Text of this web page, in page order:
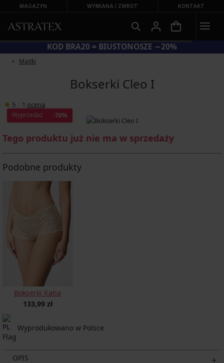
MAGAZYN WYMIANA I ZWROT KONTAKT
KOD BRA20 = BIUSTONOSZE −20%
Majtki
Bokserki Cleo I
5 1 ocena
Wyprzedaż -70%
Tego produktu już nie ma w sprzedaży
Podobne produkty
Bokserki Katia
133,99 zł
Wyprodukowano w Polsce
OPIS